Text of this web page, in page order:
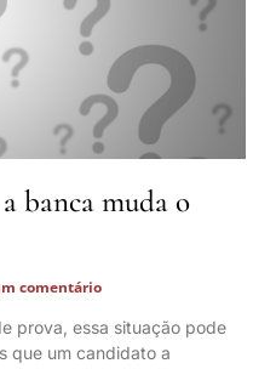
banca muda o
comentário
prova, essa situação pode
que um candidato a